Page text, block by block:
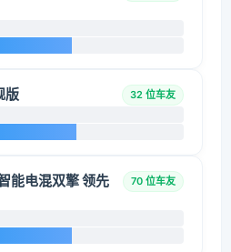
版 32 位车友
能电混双擎 领先
70 位车友